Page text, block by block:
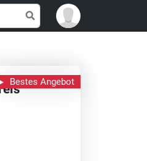
Bestes Angebot